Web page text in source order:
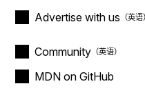
Advertise with us
Community
MDN on GitHub